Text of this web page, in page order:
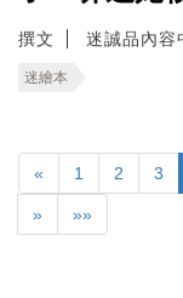
撰文 迷誠品內容
迷繪本
« 1 2 3
» »»